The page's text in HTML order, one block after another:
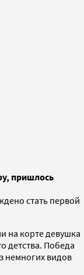
пришлось
стать первой
на корте девушка
детства. Победа
немногих видов